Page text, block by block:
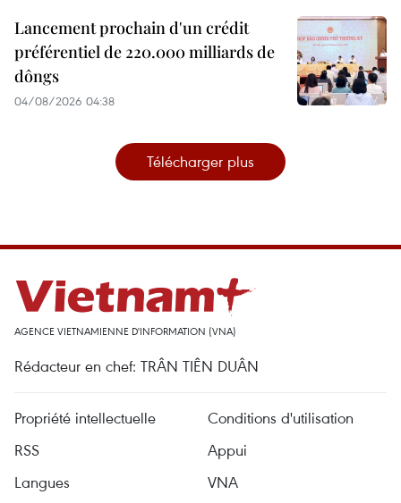
Lancement prochain d'un crédit
préférentiel de 220.000 milliards de
dôngs
04/08/2026 04:38
Télécharger plus
AGENCE VIETNAMIENNE D'INFORMATION (VNA)
Rédacteur en chef: TRÂN TIÊN DUÂN
Propriété intellectuelle
Conditions d'utilisation
RSS
Appui
Langues
VNA